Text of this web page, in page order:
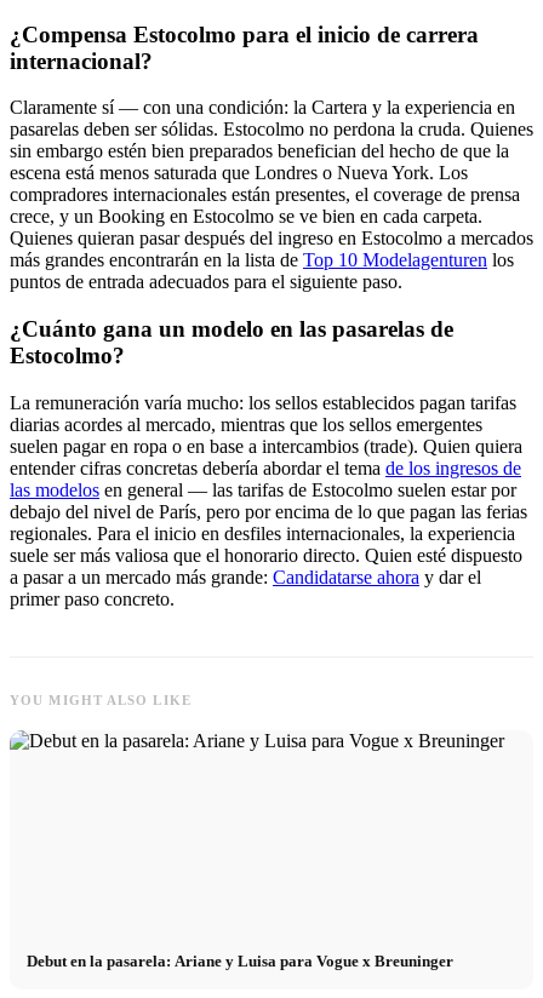
¿Compensa Estocolmo para el inicio de carrera
internacional?
Claramente sí — con una condición: la Cartera y la experiencia en
pasarelas deben ser sólidas. Estocolmo no perdona la cruda. Quienes
sin embargo estén bien preparados benefician del hecho de que la
escena está menos saturada que Londres o Nueva York. Los
compradores internacionales están presentes, el coverage de prensa
crece, y un Booking en Estocolmo se ve bien en cada carpeta.
Quienes quieran pasar después del ingreso en Estocolmo a mercados
más grandes encontrarán en la lista de Top 10 Modelagenturen los
puntos de entrada adecuados para el siguiente paso.
¿Cuánto gana un modelo en las pasarelas de
Estocolmo?
La remuneración varía mucho: los sellos establecidos pagan tarifas
diarias acordes al mercado, mientras que los sellos emergentes
suelen pagar en ropa o en base a intercambios (trade). Quien quiera
entender cifras concretas debería abordar el tema de los ingresos de
las modelos en general — las tarifas de Estocolmo suelen estar por
debajo del nivel de París, pero por encima de lo que pagan las ferias
regionales. Para el inicio en desfiles internacionales, la experiencia
suele ser más valiosa que el honorario directo. Quien esté dispuesto
a pasar a un mercado más grande: Candidatarse ahora y dar el
primer paso concreto.
YOU MIGHT ALSO LIKE
Debut en la pasarela: Ariane y Luisa para Vogue x Breuninger